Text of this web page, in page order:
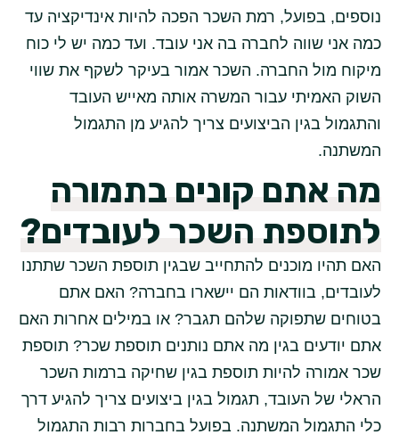
נוספים, בפועל, רמת השכר הפכה להיות אינדיקציה עד
כמה אני שווה לחברה בה אני עובד. ועד כמה יש לי כוח
מיקוח מול החברה. השכר אמור בעיקר לשקף את שווי
השוק האמיתי עבור המשרה אותה מאייש העובד
והתגמול בגין הביצועים צריך להגיע מן התגמול
המשתנה.
מה אתם קונים בתמורה
לתוספת השכר לעובדים?
האם תהיו מוכנים להתחייב שבגין תוספת השכר שתתנו
לעובדים, בוודאות הם יישארו בחברה? האם אתם
בטוחים שתפוקה שלהם תגבר? או במילים אחרות האם
אתם יודעים בגין מה אתם נותנים תוספת שכר? תוספת
שכר אמורה להיות תוספת בגין שחיקה ברמות השכר
הראלי של העובד, תגמול בגין ביצועים צריך להגיע דרך
כלי התגמול המשתנה. בפועל בחברות רבות התגמול